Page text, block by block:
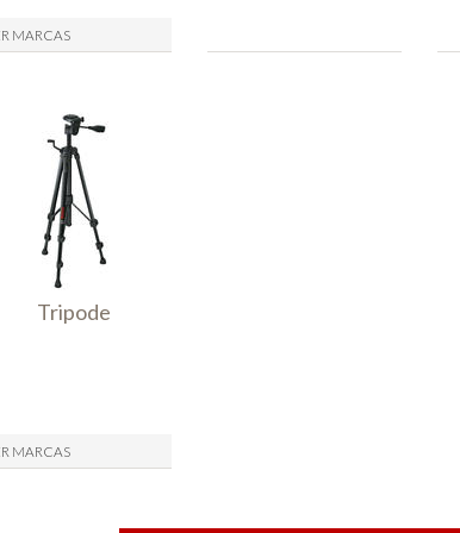
MARCAS
Tripode
MARCAS